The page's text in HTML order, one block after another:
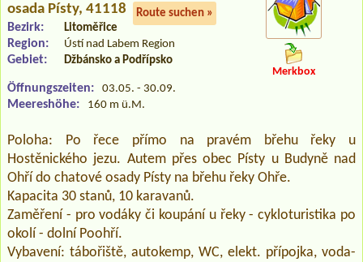
osada Písty, 41118
Route suchen »
Bezirk: Litoměřice
Region: Ústí nad Labem Region
Gebiet: Džbánsko a Podřípsko
Öffnungszeiten: 03.05. - 30.09.
Meereshöhe: 160 m ü.M.
Merkbox
Poloha: Po řece přímo na pravém břehu řeky u
Hostěnického jezu. Autem přes obec Písty u Budyně nad
Ohří do chatové osady Písty na břehu řeky Ohře.
Kapacita 30 stanů, 10 karavanů.
Zaměření - pro vodáky či koupání u řeky - cykloturistika po
okolí - dolní Poohří.
Vybavení: tábořiště, autokemp, WC, elekt. přípojka, voda-